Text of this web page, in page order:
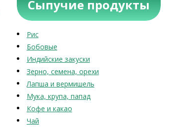
Сыпучие продукты
Рис
Бобовые
Индийские закуски
Зерно, семена, орехи
Лапша и вермишель
Мука, крупа, папад
Кофе и какао
Чай